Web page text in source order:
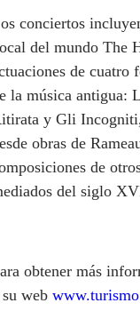
conciertos
del mundo The
de cuatro
la música antigua:
y Gli
obras de
de
del siglo
obtener más
su web